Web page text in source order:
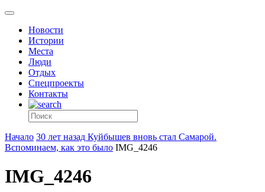
Новости
Истории
Места
Люди
Отдых
Спецпроекты
Контакты
Начало 30 лет назад Куйбышев вновь стал Самарой.
Вспоминаем, как это было IMG_4246
IMG_4246